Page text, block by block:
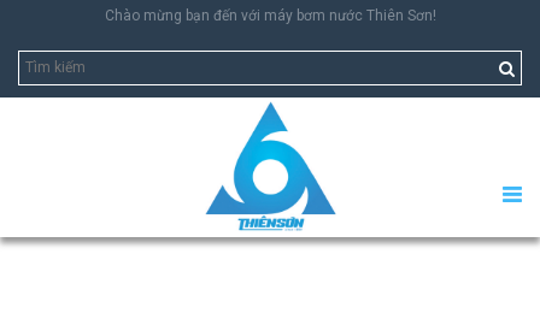
Chào mừng bạn đến với máy bơm nước Thiên Sơn!